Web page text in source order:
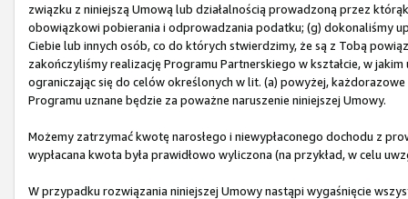
związku z niniejszą Umową lub działalnością prowadzoną przez
obowiązkowi pobierania i odprowadzania podatku; (g) dokonaliśmy
Ciebie lub innych osób, co do których stwierdzimy, że są z Tobą
zakończyliśmy realizację Programu Partnerskiego w kształcie, w
ograniczając się do celów określonych w lit. (a) powyżej,
Programu uznane będzie za poważne naruszenie niniejszej Umowy.
Możemy zatrzymać kwotę narosłego i niewypłaconego dochodu z
wypłacana kwota była prawidłowo wyliczona (na przykład, w celu
W przypadku rozwiązania niniejszej Umowy nastąpi wygaśnięcie